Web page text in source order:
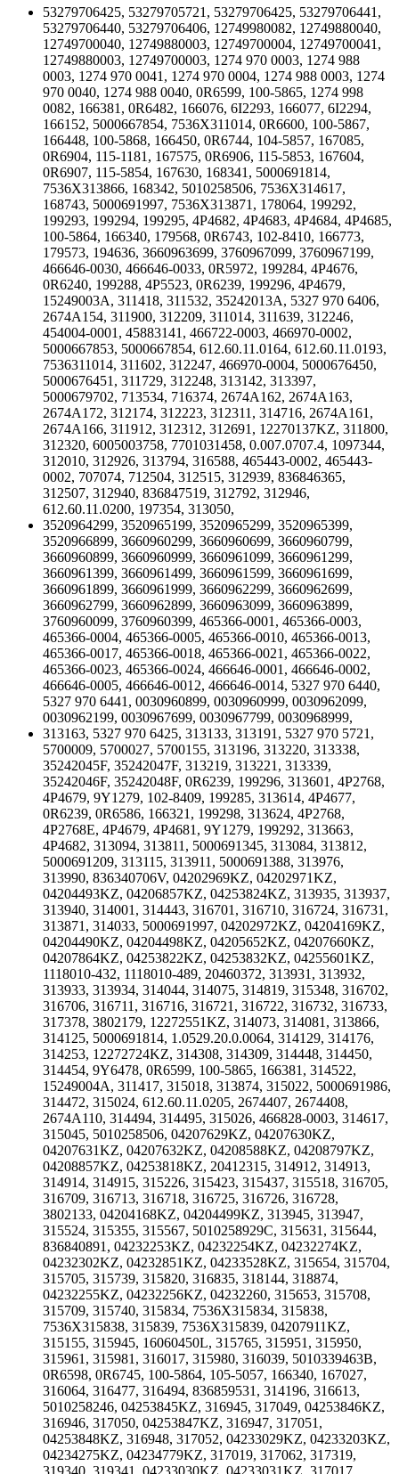
53279706425, 53279705721, 53279706425, 53279706441,
53279706440, 53279706406, 12749980082, 12749880040,
12749700040, 12749880003, 12749700004, 12749700041,
12749880003, 12749700003, 1274 970 0003, 1274 988
0003, 1274 970 0041, 1274 970 0004, 1274 988 0003, 1274
970 0040, 1274 988 0040, 0R6599, 100-5865, 1274 998
0082, 166381, 0R6482, 166076, 6I2293, 166077, 6I2294,
166152, 5000667854, 7536X311014, 0R6600, 100-5867,
166448, 100-5868, 166450, 0R6744, 104-5857, 167085,
0R6904, 115-1181, 167575, 0R6906, 115-5853, 167604,
0R6907, 115-5854, 167630, 168341, 5000691814,
7536X313866, 168342, 5010258506, 7536X314617,
168743, 5000691997, 7536X313871, 178064, 199292,
199293, 199294, 199295, 4P4682, 4P4683, 4P4684, 4P4685,
100-5864, 166340, 179568, 0R6743, 102-8410, 166773,
179573, 194636, 3660963699, 3760967099, 3760967199,
466646-0030, 466646-0033, 0R5972, 199284, 4P4676,
0R6240, 199288, 4P5523, 0R6239, 199296, 4P4679,
15249003A, 311418, 311532, 35242013A, 5327 970 6406,
2674A154, 311900, 312209, 311014, 311639, 312246,
454004-0001, 45883141, 466722-0003, 466970-0002,
5000667853, 5000667854, 612.60.11.0164, 612.60.11.0193,
7536311014, 311602, 312247, 466970-0004, 5000676450,
5000676451, 311729, 312248, 313142, 313397,
5000679702, 713534, 716374, 2674A162, 2674A163,
2674A172, 312174, 312223, 312311, 314716, 2674A161,
2674A166, 311912, 312312, 312691, 12270137KZ, 311800,
312320, 6005003758, 7701031458, 0.007.0707.4, 1097344,
312010, 312926, 313794, 316588, 465443-0002, 465443-
0002, 707074, 712504, 312515, 312939, 836846365,
312507, 312940, 836847519, 312792, 312946,
612.60.11.0200, 197354, 313050,
3520964299, 3520965199, 3520965299, 3520965399,
3520966899, 3660960299, 3660960699, 3660960799,
3660960899, 3660960999, 3660961099, 3660961299,
3660961399, 3660961499, 3660961599, 3660961699,
3660961899, 3660961999, 3660962299, 3660962699,
3660962799, 3660962899, 3660963099, 3660963899,
3760960099, 3760960399, 465366-0001, 465366-0003,
465366-0004, 465366-0005, 465366-0010, 465366-0013,
465366-0017, 465366-0018, 465366-0021, 465366-0022,
465366-0023, 465366-0024, 466646-0001, 466646-0002,
466646-0005, 466646-0012, 466646-0014, 5327 970 6440,
5327 970 6441, 0030960899, 0030960999, 0030962099,
0030962199, 0030967699, 0030967799, 0030968999,
313163, 5327 970 6425, 313133, 313191, 5327 970 5721,
5700009, 5700027, 5700155, 313196, 313220, 313338,
35242045F, 35242047F, 313219, 313221, 313339,
35242046F, 35242048F, 0R6239, 199296, 313601, 4P2768,
4P4679, 9Y1279, 102-8409, 199285, 313614, 4P4677,
0R6239, 0R6586, 166321, 199298, 313624, 4P2768,
4P2768E, 4P4679, 4P4681, 9Y1279, 199292, 313663,
4P4682, 313094, 313811, 5000691345, 313084, 313812,
5000691209, 313115, 313911, 5000691388, 313976,
313990, 836340706V, 04202969KZ, 04202971KZ,
04204493KZ, 04206857KZ, 04253824KZ, 313935, 313937,
313940, 314001, 314443, 316701, 316710, 316724, 316731,
313871, 314033, 5000691997, 04202972KZ, 04204169KZ,
04204490KZ, 04204498KZ, 04205652KZ, 04207660KZ,
04207864KZ, 04253822KZ, 04253832KZ, 04255601KZ,
1118010-432, 1118010-489, 20460372, 313931, 313932,
313933, 313934, 314044, 314075, 314819, 315348, 316702,
316706, 316711, 316716, 316721, 316722, 316732, 316733,
317378, 3802179, 12272551KZ, 314073, 314081, 313866,
314125, 5000691814, 1.0529.20.0.0064, 314129, 314176,
314253, 12272724KZ, 314308, 314309, 314448, 314450,
314454, 9Y6478, 0R6599, 100-5865, 166381, 314522,
15249004A, 311417, 315018, 313874, 315022, 5000691986,
314472, 315024, 612.60.11.0205, 2674407, 2674408,
2674A110, 314494, 314495, 315026, 466828-0003, 314617,
315045, 5010258506, 04207629KZ, 04207630KZ,
04207631KZ, 04207632KZ, 04208588KZ, 04208797KZ,
04208857KZ, 04253818KZ, 20412315, 314912, 314913,
314914, 314915, 315226, 315423, 315437, 315518, 316705,
316709, 316713, 316718, 316725, 316726, 316728,
3802133, 04204168KZ, 04204499KZ, 313945, 313947,
315524, 315355, 315567, 5010258929C, 315631, 315644,
836840891, 04232253KZ, 04232254KZ, 04232274KZ,
04232302KZ, 04232851KZ, 04233528KZ, 315654, 315704,
315705, 315739, 315820, 316835, 318144, 318874,
04232255KZ, 04232256KZ, 04232260, 315653, 315708,
315709, 315740, 315834, 7536X315834, 315838,
7536X315838, 315839, 7536X315839, 04207911KZ,
315155, 315945, 16060450L, 315765, 315951, 315950,
315961, 315981, 316017, 315980, 316039, 5010339463B,
0R6598, 0R6745, 100-5864, 105-5057, 166340, 167027,
316064, 316477, 316494, 836859531, 314196, 316613,
5010258246, 04253845KZ, 316945, 317049, 04253846KZ,
316946, 317050, 04253847KZ, 316947, 317051,
04253848KZ, 316948, 317052, 04233029KZ, 04233203KZ,
04234275KZ, 04234779KZ, 317019, 317062, 317319,
319340, 319341, 04233030KZ, 04233031KZ, 317017,